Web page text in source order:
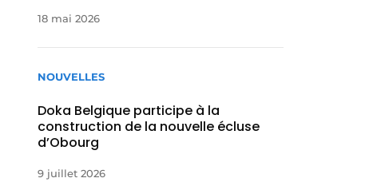
18 mai 2026
NOUVELLES
Doka Belgique participe à la
construction de la nouvelle écluse
d’Obourg
9 juillet 2026